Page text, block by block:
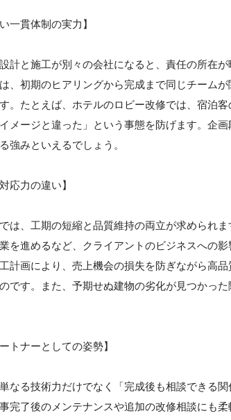
一貫体制の実力】
計と施工が別々の会社になると、責任の所在が
、初期のヒアリングから完成まで同じチーム
。たとえば、ホテルのロビー改修では、宿泊
メージと違った」という事態を防げます。企画
強みといえるでしょう。
応力の違い】
は、工期の短縮と品質維持の両立が求められ
を進めるなど、クライアントのビジネスへの
計画により、売上機会の損失を防ぎながら高
です。また、予期せぬ建物の劣化が見つかっ
トナーとしての姿勢】
なる技術力だけでなく「完成後も相談できる
完了後のメンテナンスや追加の改修相談にも